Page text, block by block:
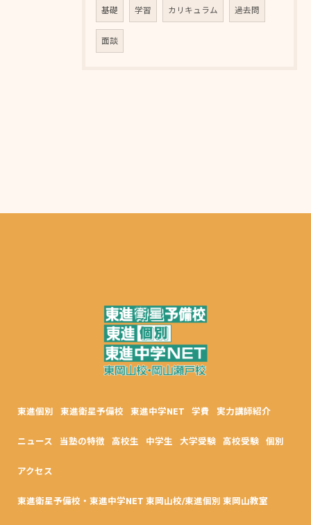
基礎 学習 カリキュラム 過去問
面談
東進個別 東進衛星予備校 東進中学NET 学費 実力講師紹介
ニュース 当塾の特徴 高校生 中学生 大学受験 高校受験 個別
アクセス
東進衛星予備校・東進中学NET 東岡山校/東進個別 東岡山教室